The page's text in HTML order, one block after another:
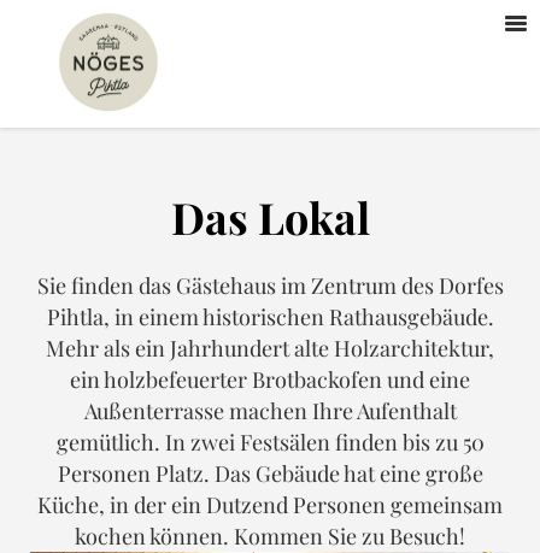
Das Lokal
Sie finden das Gästehaus im Zentrum des Dorfes
Pihtla, in einem historischen Rathausgebäude.
Mehr als ein Jahrhundert alte Holzarchitektur,
ein holzbefeuerter Brotbackofen und eine
Außenterrasse machen Ihre Aufenthalt
gemütlich. In zwei Festsälen finden bis zu 50
Personen Platz. Das Gebäude hat eine große
Küche, in der ein Dutzend Personen gemeinsam
kochen können. Kommen Sie zu Besuch!